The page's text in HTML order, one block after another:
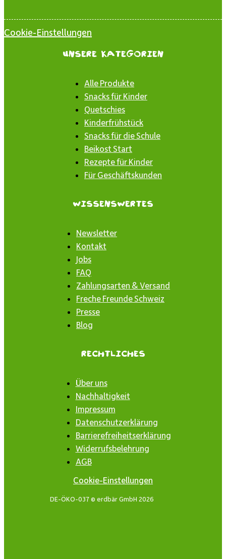
Cookie-Einstellungen
Unsere Kategorien
Alle Produkte
Snacks für Kinder
Quetschies
Kinderfrühstück
Snacks für die Schule
Beikost Start
Rezepte für Kinder
Für Geschäftskunden
Wissenswertes
Newsletter
Kontakt
Jobs
FAQ
Zahlungsarten & Versand
Freche Freunde Schweiz
Presse
Blog
Rechtliches
Über uns
Nachhaltigkeit
Impressum
Datenschutzerklärung
Barrierefreiheitserklärung
Widerrufsbelehrung
AGB
Cookie-Einstellungen
DE-ÖKO-037 © erdbär GmbH 2026